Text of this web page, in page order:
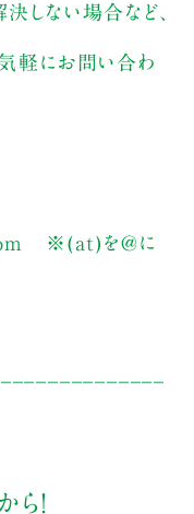
しない場合など、
気軽にお問い合わ
※(at)を@に
ら！